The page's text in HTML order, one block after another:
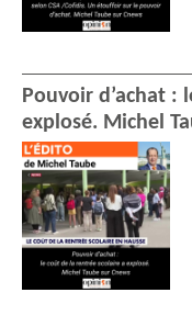
Pouvoir d’achat :
explosé. Michel